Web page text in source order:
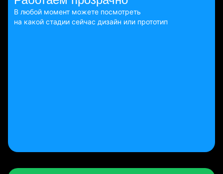
В любой момент можете посмотреть
на какой стадии сейчас дизайн или прототип